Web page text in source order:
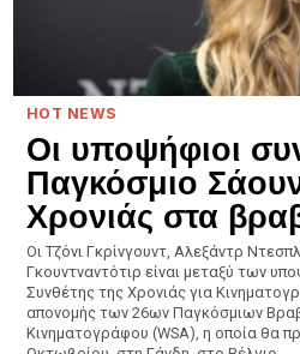
HOT NEWS
Οι υποψήφιοι
Παγκόσμιο
Χρονιάς στα
Οι Τζόνι Γκρίνγουντ, Αλεξάντρ
Γκουντναντότιρ είναι μεταξύ των
Συνθέτης της Χρονιάς για
απονομής των 26ων Παγκόσμιων
Κινηματογράφου (WSA), η οποία θα